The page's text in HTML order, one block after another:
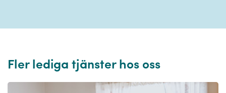
Fler lediga tjänster hos oss